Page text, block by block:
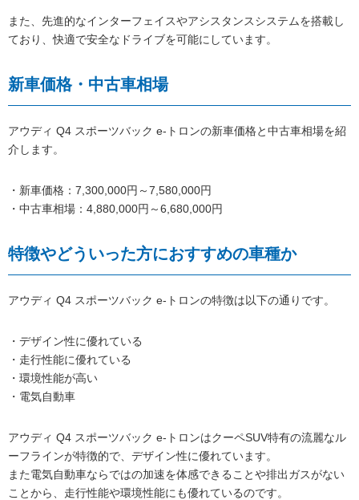
また、先進的なインターフェイスやアシスタンスシステムを搭載し
ており、快適で安全なドライブを可能にしています。
新車価格・中古車相場
アウディ Q4 スポーツバック e-トロンの新車価格と中古車相場を紹
介します。
・新車価格：7,300,000円～7,580,000円
・中古車相場：4,880,000円～6,680,000円
特徴やどういった方におすすめの車種か
アウディ Q4 スポーツバック e-トロンの特徴は以下の通りです。
・デザイン性に優れている
・走行性能に優れている
・環境性能が高い
・電気自動車
アウディ Q4 スポーツバック e-トロンはクーペSUV特有の流麗なル
ーフラインが特徴的で、デザイン性に優れています。
また電気自動車ならではの加速を体感できることや排出ガスがない
ことから、走行性能や環境性能にも優れているのです。